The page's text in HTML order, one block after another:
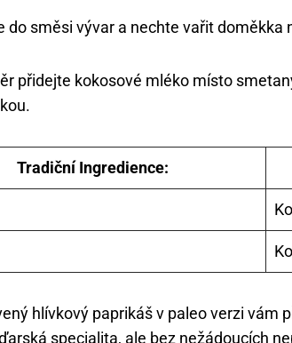
do směsi vývar a nechte vařit doměkka
přidejte kokosové mléko místo
Tradiční Ingredience:
hlívkový paprikáš v paleo verzi vám
specialita, ale bez nežádoucích